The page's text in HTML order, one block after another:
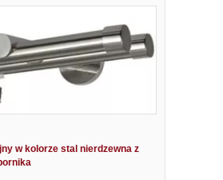
w kolorze stal nierdzewna z